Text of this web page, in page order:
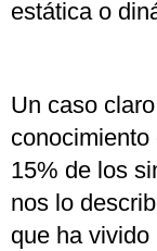
estática o
Un caso
conocimiento
15% de los
nos lo
que ha vivido